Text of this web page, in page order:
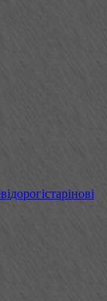
дорогістарінові